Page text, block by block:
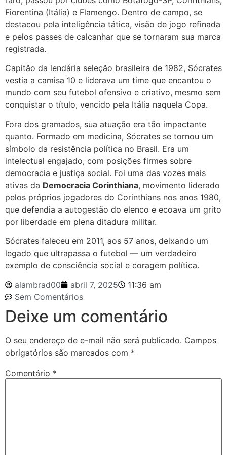
Fiorentina (Itália) e Flamengo. Dentro de campo, se
destacou pela inteligência tática, visão de jogo refinada
e pelos passes de calcanhar que se tornaram sua marca
registrada.
Capitão da lendária seleção brasileira de 1982, Sócrates
vestia a camisa 10 e liderava um time que encantou o
mundo com seu futebol ofensivo e criativo, mesmo sem
conquistar o título, vencido pela Itália naquela Copa.
Fora dos gramados, sua atuação era tão impactante
quanto. Formado em medicina, Sócrates se tornou um
símbolo da resistência política no Brasil. Era um
intelectual engajado, com posições firmes sobre
democracia e justiça social. Foi uma das vozes mais
ativas da Democracia Corinthiana, movimento liderado
pelos próprios jogadores do Corinthians nos anos 1980,
que defendia a autogestão do elenco e ecoava um grito
por liberdade em plena ditadura militar.
Sócrates faleceu em 2011, aos 57 anos, deixando um
legado que ultrapassa o futebol — um verdadeiro
exemplo de consciência social e coragem política.
alambrad00
abril 7, 2025
11:36 am
Sem Comentários
Deixe um comentário
O seu endereço de e-mail não será publicado. Campos
obrigatórios são marcados com *
Comentário *